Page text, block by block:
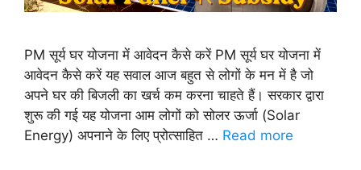
PM सूर्य घर योजना में आवेदन कैसे करें PM सूर्य घर योजना में
आवेदन कैसे करें यह सवाल आज बहुत से लोगों के मन में है जो
अपने घर की बिजली का खर्च कम करना चाहते हैं। सरकार द्वारा
शुरू की गई यह योजना आम लोगों को सोलर ऊर्जा (Solar
Energy) अपनाने के लिए प्रोत्साहित … Read more